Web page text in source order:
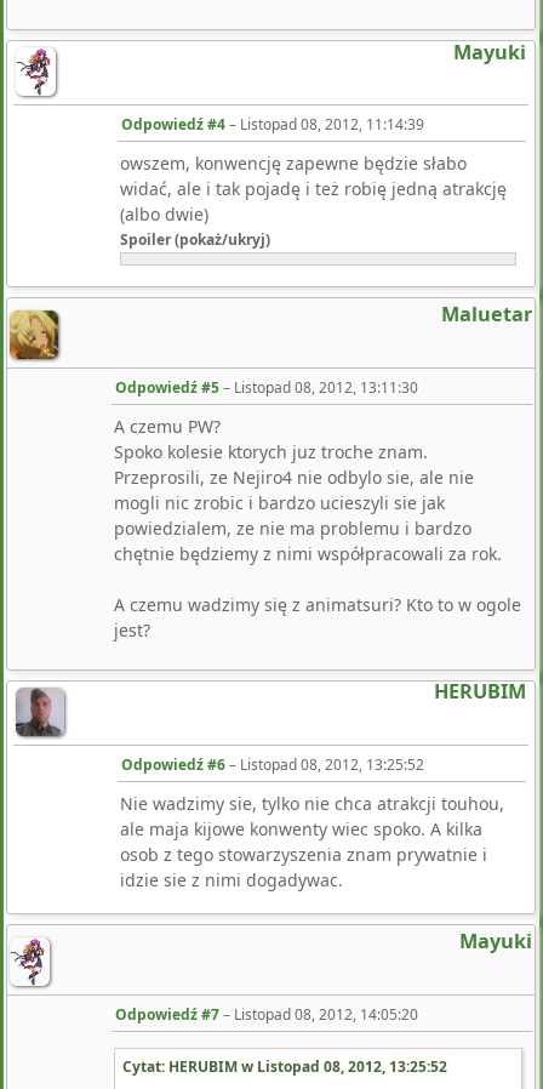
Mayuki
Odpowiedź #4– Listopad 08, 2012, 11:14:39
owszem, konwencję zapewne będzie słabo
widać, ale i tak pojadę i też robię jedną atrakcję
(albo dwie)
Spoiler (pokaż/ukryj)
Maluetar
Odpowiedź #5– Listopad 08, 2012, 13:11:30
A czemu PW?
Spoko kolesie ktorych juz troche znam.
Przeprosili, ze Nejiro4 nie odbylo sie, ale nie
mogli nic zrobic i bardzo ucieszyli sie jak
powiedzialem, ze nie ma problemu i bardzo
chętnie będziemy z nimi współpracowali za rok.
A czemu wadzimy się z animatsuri? Kto to w ogole
jest?
HERUBIM
Odpowiedź #6– Listopad 08, 2012, 13:25:52
Nie wadzimy sie, tylko nie chca atrakcji touhou,
ale maja kijowe konwenty wiec spoko. A kilka
osob z tego stowarzyszenia znam prywatnie i
idzie sie z nimi dogadywac.
Mayuki
Odpowiedź #7– Listopad 08, 2012, 14:05:20
Cytat: HERUBIM w Listopad 08, 2012, 13:25:52